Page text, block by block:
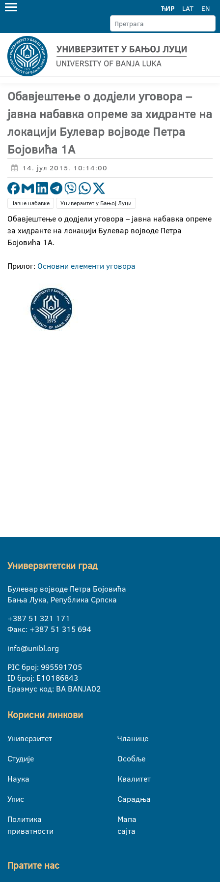
ЋИР LAT EN
Обавјештење о додјели уговора –
јавна набавка опреме за хидранте на
локацији Булевар војводе Петра
Бојовића 1А
14. јул 2015. 10:14:00
Јавне набавке Универзитет у Бањој Луци
Обавјештење о додјели уговора – јавна набавка опреме
за хидранте на локацији Булевар војводе Петра
Бојовића 1А.
Прилог: Основни елементи уговора
Универзитетски град
Булевар војводе Петра Бојовића
Бања Лука, Република Српска
+387 51 321 171
Факс: +387 51 315 694
info@unibl.org
PIC број: 995591705
ID број: E10186843
Еразмус код: BA BANJA02
Корисни линкови
Универзитет
Студије
Наука
Упис
Политика
приватности
Чланице
Особље
Квалитет
Сарадња
Мапа
сајта
Пратите нас